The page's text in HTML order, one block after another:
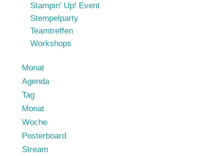
Stampin' Up! Event
Stempelparty
Teamtreffen
Workshops
Monat
Agenda
Tag
Monat
Woche
Posterboard
Stream